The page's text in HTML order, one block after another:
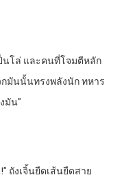
นโล่ และคนที่โจมตีหลัก
มันนั้นทรงพลังนัก ทหาร
มัน”
ถังเจิ้นยืดเส้นยืดสาย